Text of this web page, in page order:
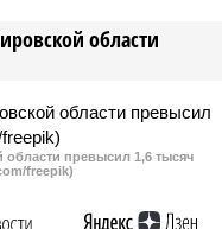
области
превысил 1,6 тысяч
freepik)